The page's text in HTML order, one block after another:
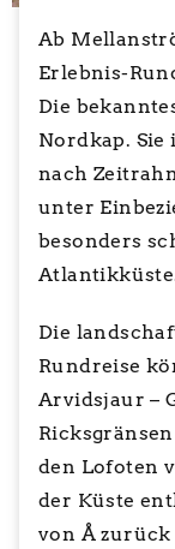
Ab
Erlebnis-
Die
Nordkap.
nach
unter
besonders
Die
Rundreise
Arvidsjaur –
den Lofoten
der Küste
von Å zurück